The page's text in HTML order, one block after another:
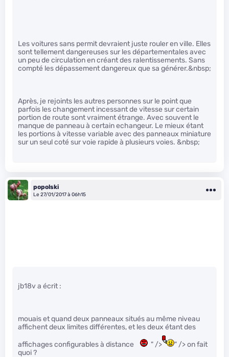
Les voitures sans permit devraient juste rouler en ville. Elles
sont tellement dangereuses sur les départementales avec
un peu de circulation en créant des ralentissements. Sans
compté les dépassement dangereux que sa générer.&nbsp;
Après, je rejoints les autres personnes sur le point que
parfois les changement incessant de vitesse sur certain
portion de route sont vraiment étrange. Avec souvent le
manque de panneau à certain echangeur. Le mieux étant
les portions à vitesse variable avec des panneaux miniature
sur un seul coté sur voie rapide à plusieurs voies. &nbsp;
popolski
Le 27/01/2017 à 06h15
jb18v a écrit :
mouais et quand deux panneaux situés au même niveau
affichent deux limites différentes, et les deux étant des
affichages configurables à distance
" />
" /> on fait
quoi ?